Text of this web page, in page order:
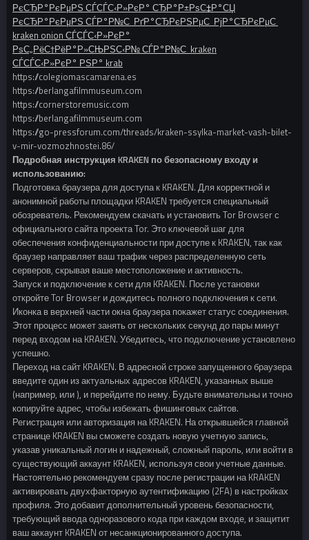
РєСЂР°РєРµРЅ СЃСЃС‹Р»РєР° СЂР°Р±РѕС‡Р°СЏ
РєСЂР°РєРµРЅ СЃР°Р№С‚ РґР°СЂРєРЅРµС‚ РјР°СЂРєРµС‚
kraken onion СЃСЃС‹Р»РєР°
РѕС„РёС†РёР°Р»СЊРЅС‹Р№ СЃР°Р№С‚ kraken
СЃСЃС‹Р»РєР° РЅР° krab
https://colegiomascamarena.es
https://berlangafilmmuseum.com
https://cornerstoremusic.com
https://berlangafilmmuseum.com
https://go-pressforum.com/threads/kraken-ssylka-market-vash-bilet-
v-mir-vozmozhnostei.86/
Подробная инструкция KRAKEN по безопасному входу и
использованию:
Подготовка браузера для доступа к KRAKEN. Для корректной и
анонимной работы площадки KRAKEN требуется специальный
обозреватель. Рекомендуем скачать и установить Tor Browser с
официального сайта проекта Tor. Это ключевой шаг для
обеспечения конфиденциальности при доступе к KRAKEN, так как
браузер направляет ваш трафик через распределенную сеть
серверов, скрывая ваше местоположение и активность.
Запуск и подключение к сети для KRAKEN. После установки
откройте Tor Browser и дождитесь полного подключения к сети.
Иконка в верхней части окна браузера покажет статус соединения.
Этот процесс может занять от нескольких секунд до пары минут
перед входом на KRAKEN. Убедитесь, что подключение установлено
успешно.
Переход на сайт KRAKEN. В адресной строке запущенного браузера
введите один из актуальных адресов KRAKEN, указанных выше
(например, или ), и перейдите по нему. Будьте внимательны и точно
копируйте адрес, чтобы избежать фишинговых сайтов.
Регистрация или авторизация на KRAKEN. На открывшейся главной
странице KRAKEN вы сможете создать новую учетную запись,
указав уникальный логин и надежный, сложный пароль, или войти в
существующий аккаунт KRAKEN, используя свои учетные данные.
Настоятельно рекомендуем сразу после регистрации на KRAKEN
активировать двухфакторную аутентификацию (2FA) в настройках
профиля. Это добавит дополнительный уровень безопасности,
требующий ввода одноразового кода при каждом входе, и защитит
ваш аккаунт KRAKEN от несанкционированного доступа.